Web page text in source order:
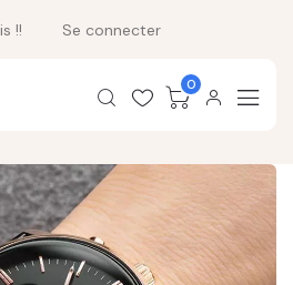
!! Se connecter
0